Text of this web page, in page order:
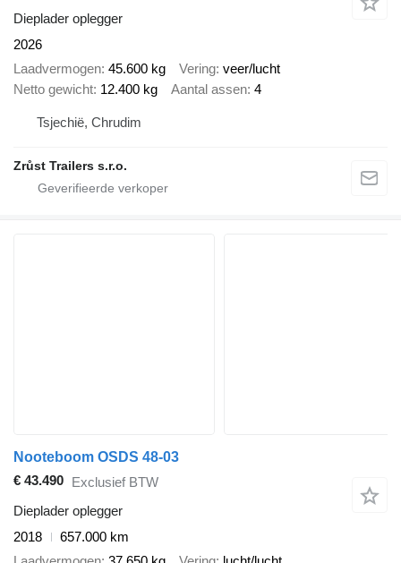
Dieplader oplegger
2026
Laadvermogen 45.600 kg Vering veer/lucht
Netto gewicht 12.400 kg Aantal assen 4
Tsjechië, Chrudim
Zrůst Trailers s.r.o.
Nooteboom OSDS 48-03
€ 43.490 Exclusief BTW
Dieplader oplegger
2018
657.000 km